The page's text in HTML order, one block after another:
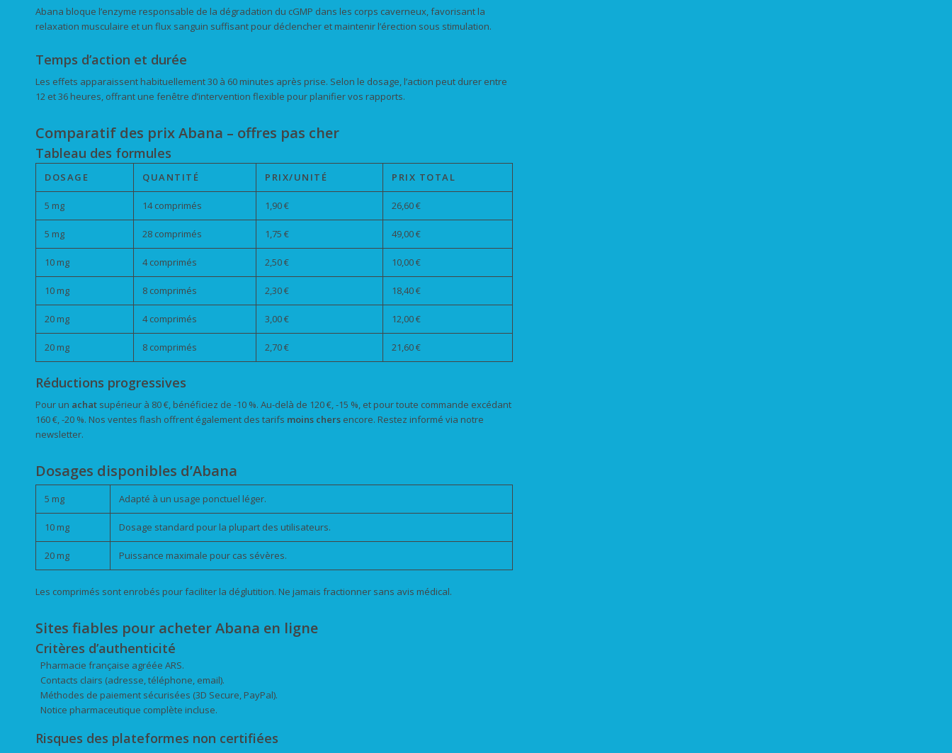
Abana bloque l’enzyme responsable de la dégradation du cGMP dans les corps caverneux, favorisant la
relaxation musculaire et un flux sanguin suffisant pour déclencher et maintenir l’érection sous stimulation.
Temps d’action et durée
Les effets apparaissent habituellement 30 à 60 minutes après prise. Selon le dosage, l’action peut durer entre
12 et 36 heures, offrant une fenêtre d’intervention flexible pour planifier vos rapports.
Comparatif des prix Abana – offres pas cher
Tableau des formules
DOSAGE QUANTITÉ PRIX/UNITÉ PRIX TOTAL
5 mg 14 comprimés 1,90 € 26,60 €
5 mg 28 comprimés 1,75 € 49,00 €
10 mg 4 comprimés 2,50 € 10,00 €
10 mg 8 comprimés 2,30 € 18,40 €
20 mg 4 comprimés 3,00 € 12,00 €
20 mg 8 comprimés 2,70 € 21,60 €
Réductions progressives
Pour un achat supérieur à 80 €, bénéficiez de -10 %. Au-delà de 120 €, -15 %, et pour toute commande excédant
160 €, -20 %. Nos ventes flash offrent également des tarifs moins chers encore. Restez informé via notre
newsletter.
Dosages disponibles d’Abana
5 mg Adapté à un usage ponctuel léger.
10 mg Dosage standard pour la plupart des utilisateurs.
20 mg Puissance maximale pour cas sévères.
Les comprimés sont enrobés pour faciliter la déglutition. Ne jamais fractionner sans avis médical.
Sites fiables pour acheter Abana en ligne
Critères d’authenticité
Pharmacie française agréée ARS.
Contacts clairs (adresse, téléphone, email).
Méthodes de paiement sécurisées (3D Secure, PayPal).
Notice pharmaceutique complète incluse.
Risques des plateformes non certifiées